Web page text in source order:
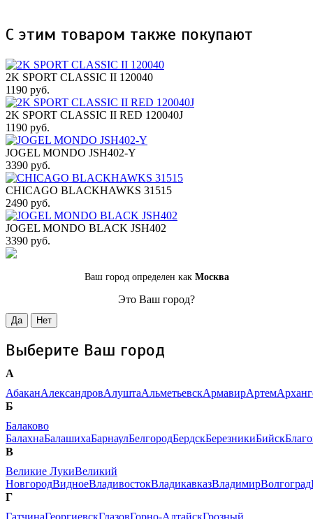
С этим товаром также покупают
2K SPORT CLASSIC II 120040
1190 руб.
2K SPORT CLASSIC II RED 120040J
1190 руб.
JOGEL MONDO JSH402-Y
3390 руб.
CHICAGO BLACKHAWKS 31515
2490 руб.
JOGEL MONDO BLACK JSH402
3390 руб.
Ваш город определен как Москва
Это Ваш город?
Да Нет
Выберите Ваш город
А
АбаканАлександровАлуштаАльметьевскАрмавирАртем
Б
Балаково
БалахнаБалашихаБарнаулБелгородБердскБерезникиБийск
В
Великие ЛукиВеликий
НовгородВидноеВладивостокВладикавказВладимирВолгоград
Г